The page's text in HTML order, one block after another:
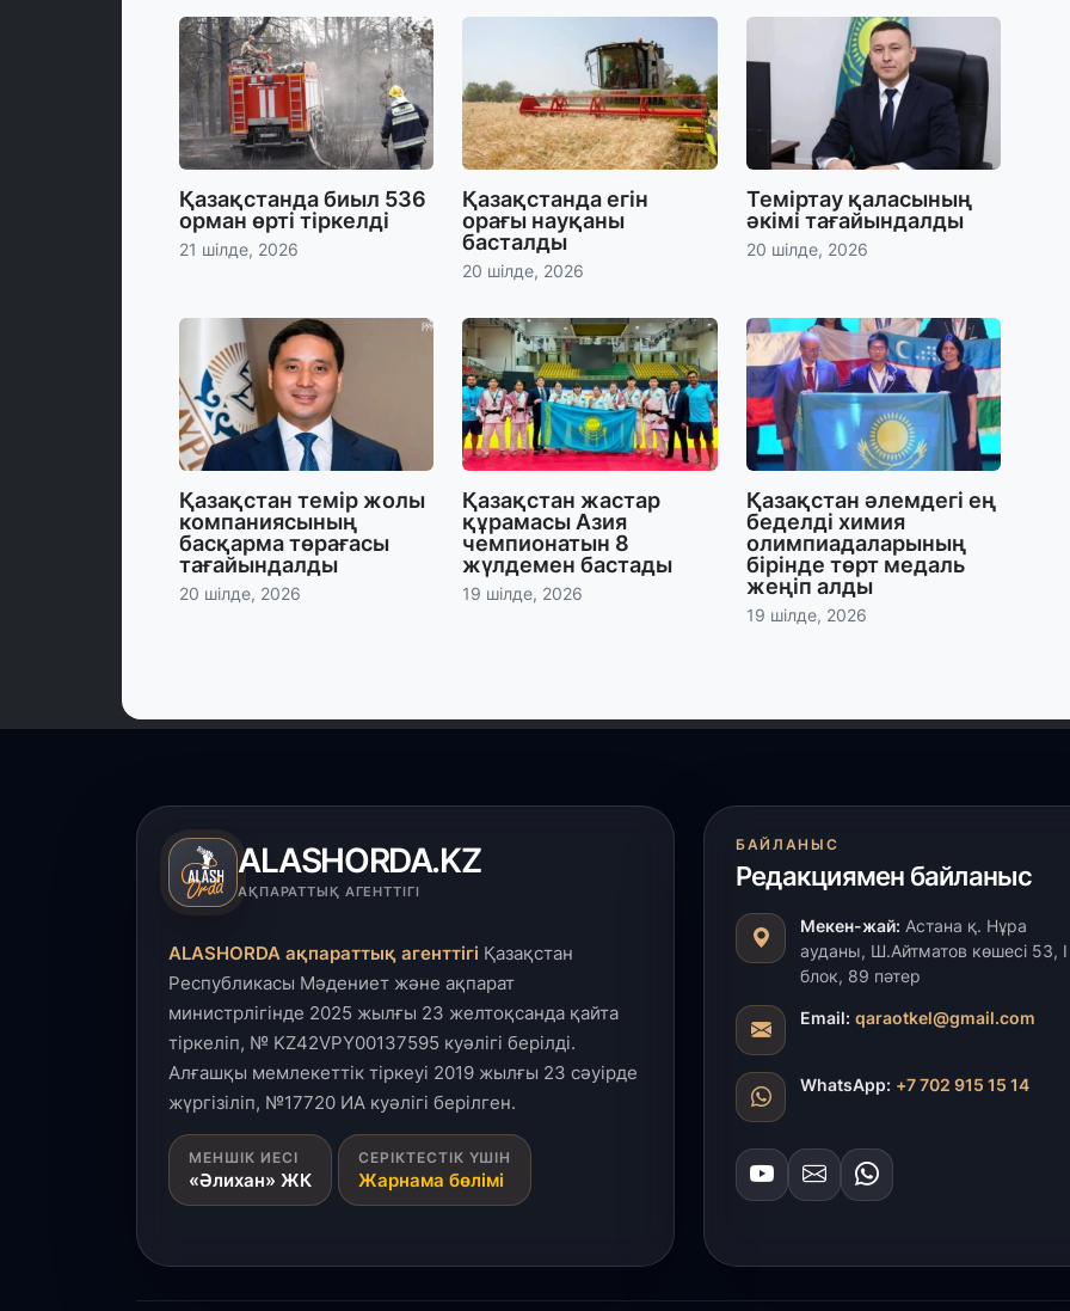
Қазақстанда биыл 536
орман өрті тіркелді
21 шілде, 2026
Қазақстанда егін
орағы науқаны
басталды
20 шілде, 2026
Теміртау қаласының
әкімі тағайындалды
20 шілде, 2026
Қазақстан темір жолы
компаниясының
басқарма төрағасы
тағайындалды
20 шілде, 2026
Қазақстан жастар
құрамасы Азия
чемпионатын 8
жүлдемен бастады
19 шілде, 2026
Қазақстан әлемдегі ең
беделді химия
олимпиадаларының
бірінде төрт медаль
жеңіп алды
19 шілде, 2026
ALASHORDA.KZ
АҚПАРАТТЫҚ АГЕНТТІГІ
ALASHORDA ақпараттық агенттігі Қазақстан
Республикасы Мәдениет және ақпарат
министрлігінде 2025 жылғы 23 желтоқсанда қайта
тіркеліп, № KZ42VPY00137595 куәлігі берілді.
Алғашқы мемлекеттік тіркеуі 2019 жылғы 23 сәуірде
жүргізіліп, №17720 ИА куәлігі берілген.
МЕНШІК ИЕСІ
«Әлихан» ЖК
СЕРІКТЕСТІК ҮШІН
Жарнама бөлімі
БАЙЛАНЫС
Редакциямен байланыс
Мекен-жай: Астана қ. Нұра
ауданы, Ш.Айтматов көшесі 53, І
блок, 89 пәтер
Email: qaraotkel@gmail.com
WhatsApp: +7 702 915 15 14